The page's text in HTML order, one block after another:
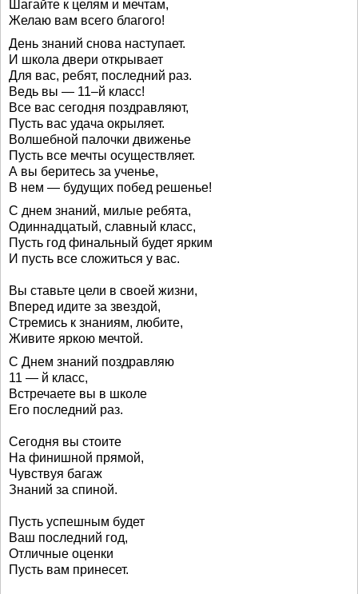
Шагайте к целям и мечтам,
Желаю вам всего благого!
День знаний снова наступает.
И школа двери открывает
Для вас, ребят, последний раз.
Ведь вы — 11–й класс!
Все вас сегодня поздравляют,
Пусть вас удача окрыляет.
Волшебной палочки движенье
Пусть все мечты осуществляет.
А вы беритесь за ученье,
В нем — будущих побед решенье!
С днем знаний, милые ребята,
Одиннадцатый, славный класс,
Пусть год финальный будет ярким
И пусть все сложиться у вас.
Вы ставьте цели в своей жизни,
Вперед идите за звездой,
Стремись к знаниям, любите,
Живите яркою мечтой.
С Днем знаний поздравляю
11 — й класс,
Встречаете вы в школе
Его последний раз.
Сегодня вы стоите
На финишной прямой,
Чувствуя багаж
Знаний за спиной.
Пусть успешным будет
Ваш последний год,
Отличные оценки
Пусть вам принесет.